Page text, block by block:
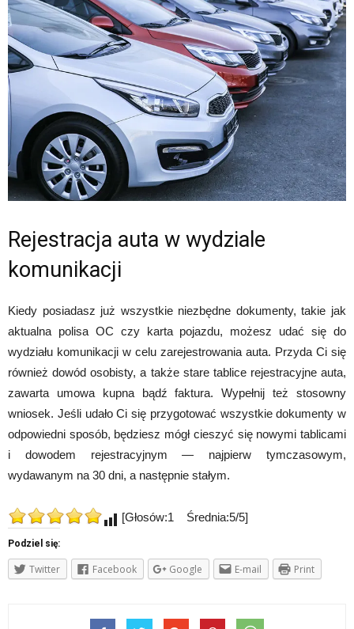
Rejestracja auta w wydziale
komunikacji
Kiedy posiadasz już wszystkie niezbędne dokumenty, takie jak
aktualna polisa OC czy karta pojazdu, możesz udać się do
wydziału komunikacji w celu zarejestrowania auta. Przyda Ci się
również dowód osobisty, a także stare tablice rejestracyjne auta,
zawarta umowa kupna bądź faktura. Wypełnij też stosowny
wniosek. Jeśli udało Ci się przygotować wszystkie dokumenty w
odpowiedni sposób, będziesz mógł cieszyć się nowymi tablicami
i dowodem rejestracyjnym — najpierw tymczasowym,
wydawanym na 30 dni, a następnie stałym.
[Głosów:1 Średnia:5/5]
Podziel się:
Twitter Facebook Google E-mail Print